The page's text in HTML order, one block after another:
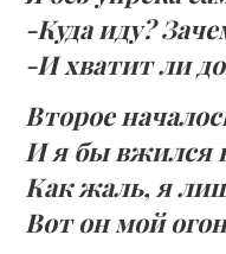
-Куда иду?
-И хватит ли
Второе
И я бы вжился
Как жаль, я
Вот он мой